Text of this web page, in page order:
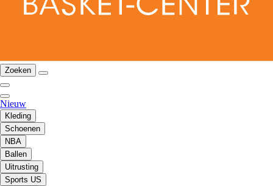
Zoeken
Nieuw
Kleding
Schoenen
NBA
Ballen
Uitrusting
Sports US